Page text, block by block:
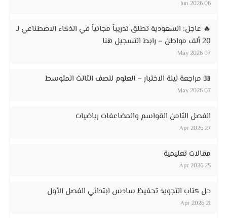
06 Jun 2026
🔥 عاجل: السعودية تطلق تدريباً مجانياً في الذكاء الاصطناعي لـ
20 ألف مواطن – رابط التسجيل هنا
07 May 2026
📖 مراجعة ليلة الاختبار – العلوم للصف الثالث المتوسط
07 May 2026
الفصل الثامن القواسم والمضاعفات رياضيات
27 Apr 2026
مقالات تعليمية
25 Apr 2026
حل كتاب التجويد تحفيظ سادس ابتدائي الفصل الأول
21 Apr 2026